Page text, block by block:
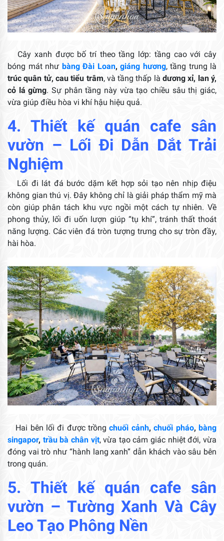
Cây xanh được bố trí theo tầng lớp: tầng cao với cây
bóng mát như bàng Đài Loan, giáng hương, tầng trung là
trúc quân tử, cau tiểu trâm, và tầng thấp làdương xỉ, lan ý,
cỏ lá gừng. Sự phân tầng này vừa tạo chiều sâu thị giác,
vừa giúp điều hòa vi khí hậu hiệu quả.
4. Thiết kế quán cafe sân
vườn – Lối Đi Dẫn Dắt Trải
Nghiệm
Lối đi lát đá bước dặm kết hợp sỏi tạo nên nhịp điệu
không gian thú vị. Đây không chỉ là giải pháp thẩm mỹ mà
còn giúp phân tách khu vực ngồi một cách tự nhiên. Về
phong thủy, lối đi uốn lượn giúp “tụ khí”, tránh thất thoát
năng lượng. Các viên đá tròn tượng trưng cho sự tròn đầy,
hài hòa.
Hai bên lối đi được trồngchuối cảnh,chuối pháo, bàng
singapor, trầu bà chân vịt, vừa tạo cảm giác nhiệt đới, vừa
đóng vai trò như “hành lang xanh” dẫn khách vào sâu bên
trong quán.
5. Thiết kế quán cafe sân
vườn – Tường Xanh Và Cây
Leo Tạo Phông Nền